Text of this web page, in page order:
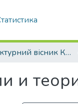
Архітектурний вісник КНУБА
и